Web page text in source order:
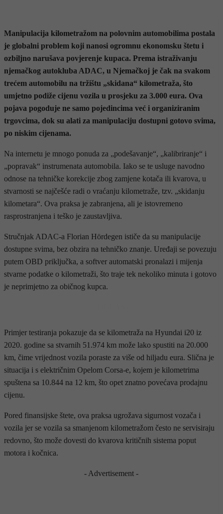
Manipulacija kilometražom na polovnim automobilima postala
je globalni problem koji nanosi ogromnu ekonomsku štetu i
ozbiljno narušava povjerenje kupaca. Prema istraživanju
njemačkog autokluba ADAC, u Njemačkoj je čak na svakom
trećem automobilu na tržištu „skidana“ kilometraža, što
umjetno podiže cijenu vozila u prosjeku za 3.000 eura. Ova
pojava pogoduje ne samo pojedincima već i organiziranim
trgovcima, dok su alati za manipulaciju dostupni gotovo svima,
po niskim cijenama.
Na internetu je mnogo ponuda za „podešavanje“, „kalibriranje“ i
„popravak“ instrumenata automobila. Iako se te usluge navodno
odnose na tehničke korekcije zbog zamjene kotača ili kvarova, u
stvarnosti se najčešće radi o vraćanju kilometraže, tzv. „skidanju
kilometara“. Ova praksa je zabranjena, ali je istovremeno
rasprostranjena i teško je zaustavljiva.
Stručnjak ADAC-a Florian Hördegen ističe da su manipulacije
dostupne svima, bez obzira na tehničko znanje. Uređaji se povezuju
putem OBD priključka, a softver automatski pronalazi i mijenja
stvarne podatke o kilometraži, što traje tek nekoliko minuta i gotovo
je neprimjetno za običnog kupca.
Primjer testiranja pokazuje da se kilometraža na Hyundai i20 iz
2020. godine sa stvarnih 51.974 km može lako spustiti na 20.000
km, čime vrijednost vozila poraste za više od hiljadu eura. Slična je
situacija i s električnim Opelom Corsa-e, kojem je kilometrima
spuštena sa 10.844 na 12 km, što opet znatno povećava prodajnu
cijenu.
Pored finansijske štete, ova praksa ugrožava sigurnost vozača i
vozila jer se vozila sa smanjenom kilometražom često ne servisiraju
redovno, što može dovesti do kvarova kritičnih sistema poput
motora i kočnica.
- Advertisement -